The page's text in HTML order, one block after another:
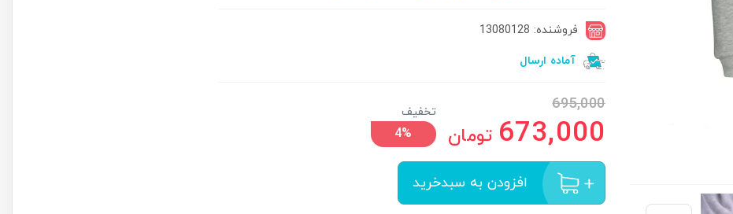
فروشنده: 13080128
آماده ارسال
695,000
673,000 تومان
تخفیف
4%
افزودن به سبدخرید